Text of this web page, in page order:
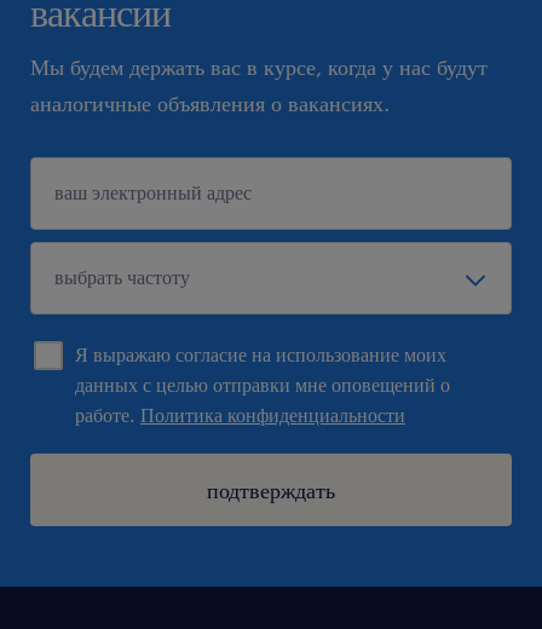
вакансии
Мы будем держать вас в курсе, когда у нас будут
аналогичные объявления о вакансиях.
Я выражаю согласие на использование моих
данных с целью отправки мне оповещений о
работе. Политика конфиденциальности
подтверждать